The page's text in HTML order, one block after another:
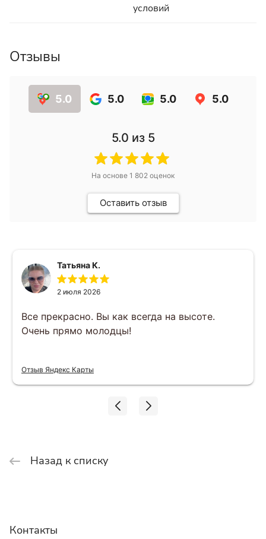
условий
Отзывы
5.0 5.0 5.0 5.0
5.0 из 5
На основе 1 802 оценок
Оставить отзыв
Татьяна К.
2 июля 2026
Все прекрасно. Вы как всегда на высоте.
Очень прямо молодцы!
Отзыв Яндекс Карты
Назад к списку
Контакты